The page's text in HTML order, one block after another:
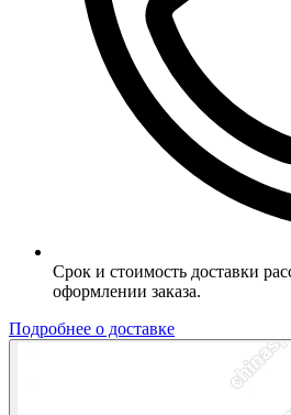
Срок и стоимость доставки
оформлении заказа.
Подробнее о доставке